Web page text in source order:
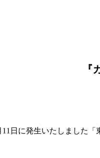
11 日に発生いたしました